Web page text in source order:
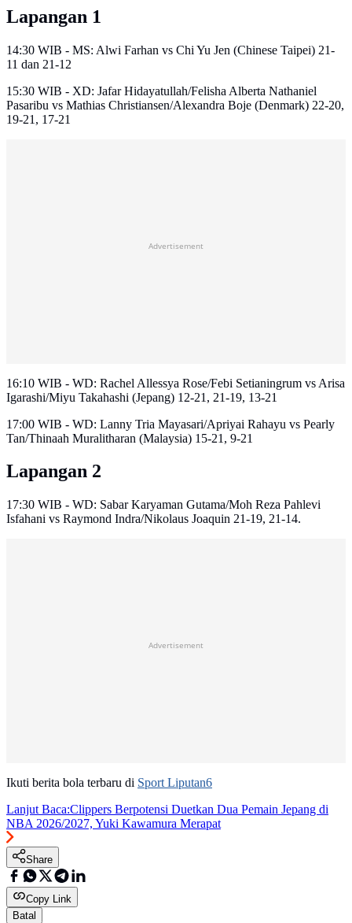
Lapangan 1
14:30 WIB - MS: Alwi Farhan vs Chi Yu Jen (Chinese Taipei) 21-
11 dan 21-12
15:30 WIB - XD: Jafar Hidayatullah/Felisha Alberta Nathaniel
Pasaribu vs Mathias Christiansen/Alexandra Boje (Denmark) 22-20,
19-21, 17-21
Advertisement
16:10 WIB - WD: Rachel Allessya Rose/Febi Setianingrum vs Arisa
Igarashi/Miyu Takahashi (Jepang) 12-21, 21-19, 13-21
17:00 WIB - WD: Lanny Tria Mayasari/Apriyai Rahayu vs Pearly
Tan/Thinaah Muralitharan (Malaysia) 15-21, 9-21
Lapangan 2
17:30 WIB - WD: Sabar Karyaman Gutama/Moh Reza Pahlevi
Isfahani vs Raymond Indra/Nikolaus Joaquin 21-19, 21-14.
Advertisement
Ikuti berita bola terbaru di Sport Liputan6
Lanjut Baca:Clippers Berpotensi Duetkan Dua Pemain Jepang di
NBA 2026/2027, Yuki Kawamura Merapat
Share
Copy Link
Batal